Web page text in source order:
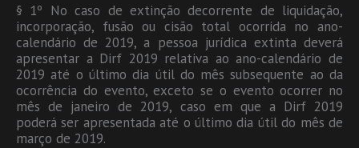
§ 1º No caso de extinção decorrente de liquidação,
incorporação, fusão ou cisão total ocorrida no ano-
calendário de 2019, a pessoa jurídica extinta deverá
apresentar a Dirf 2019 relativa ao ano-calendário de
2019 até o último dia útil do mês subsequente ao da
ocorrência do evento, exceto se o evento ocorrer no
mês de janeiro de 2019, caso em que a Dirf 2019
poderá ser apresentada até o último dia útil do mês de
março de 2019.